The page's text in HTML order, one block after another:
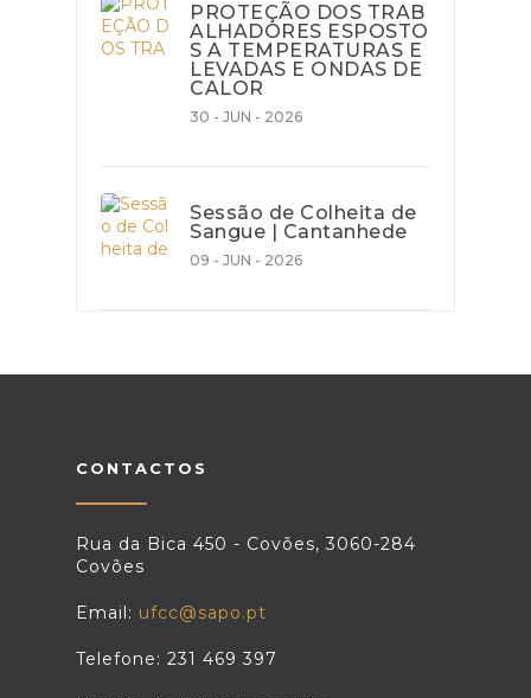
PROTEÇÃO DOS TRAB
ALHADORES ESPOSTO
S A TEMPERATURAS E
LEVADAS E ONDAS DE
CALOR
30 - JUN - 2026
Sessão de Colheita de
Sangue | Cantanhede
09 - JUN - 2026
CONTACTOS
Rua da Bica 450 - Covões, 3060-284
Covões
Email: ufcc@sapo.pt
Telefone: 231 469 397